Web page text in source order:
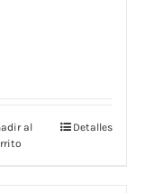
al
Detalles